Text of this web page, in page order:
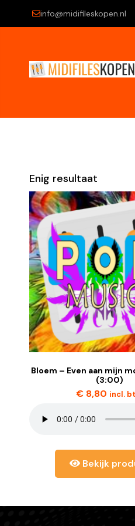
info@midifileskopen.nl
Enig resultaat
Bloem – Even aan mijn
(3:00)
€ 8,80 incl.
Bekijk